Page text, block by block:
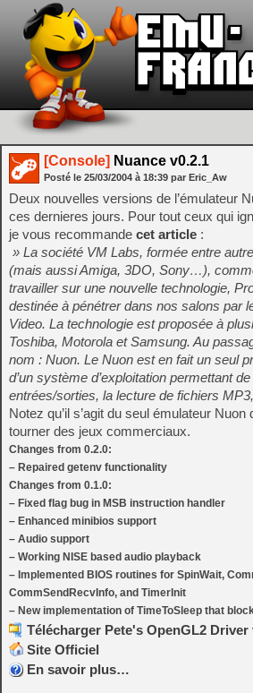
[Console] Nuance v0.2.1
Posté le 25/03/2004 à 18:39 par Eric_Aw
Deux nouvelles versions de l’émulateur
ces dernieres jours. Pour tout ceux qui
je vous recommande cet article :
» La société VM Labs, formée entre
(mais aussi Amiga, 3DO, Sony…),
travailler sur une nouvelle technologie,
destinée à pénétrer dans nos salons par
Video. La technologie est proposée à
Toshiba, Motorola et Samsung. Au
nom : Nuon. Le Nuon est en fait un seul
d’un système d’exploitation permettant
entrées/sorties, la lecture de fichiers
Notez qu’il s’agit du seul émulateur Nuon
tourner des jeux commerciaux.
Changes from 0.2.0:
– Repaired getenv functionality
Changes from 0.1.0:
– Fixed flag bug in MSB instruction handler
– Enhanced minibios support
– Audio support
– Working NISE based audio playback
– Implemented BIOS routines for SpinWait,
CommSendRecvInfo, and TimerInit
– New implementation of TimeToSleep that
Télécharger Pete's OpenGL2 Driver
Site Officiel
En savoir plus…